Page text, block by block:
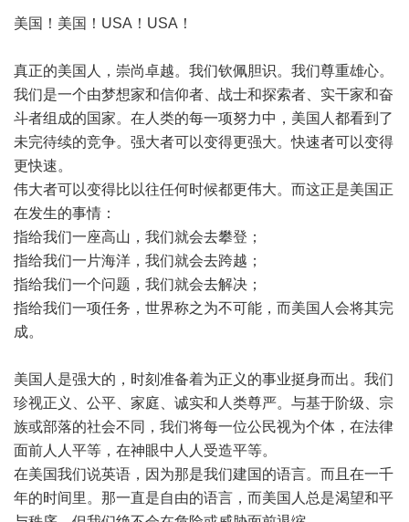
美国！美国！USA！USA！
真正的美国人，崇尚卓越。我们钦佩胆识。我们尊重雄心。
我们是一个由梦想家和信仰者、战士和探索者、实干家和奋
斗者组成的国家。在人类的每一项努力中，美国人都看到了
未完待续的竞争。强大者可以变得更强大。快速者可以变得
更快速。
伟大者可以变得比以往任何时候都更伟大。而这正是美国正
在发生的事情：
指给我们一座高山，我们就会去攀登；
指给我们一片海洋，我们就会去跨越；
指给我们一个问题，我们就会去解决；
指给我们一项任务，世界称之为不可能，而美国人会将其完
成。
美国人是强大的，时刻准备着为正义的事业挺身而出。我们
珍视正义、公平、家庭、诚实和人类尊严。与基于阶级、宗
族或部落的社会不同，我们将每一位公民视为个体，在法律
面前人人平等，在神眼中人人受造平等。
在美国我们说英语，因为那是我们建国的语言。而且在一千
年的时间里。那一直是自由的语言，而美国人总是渴望和平